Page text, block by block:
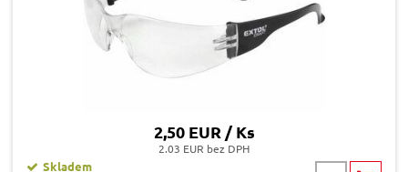
Odeslat dotaz
2,50 EUR / Ks
2.03 EUR bez DPH
Skladem